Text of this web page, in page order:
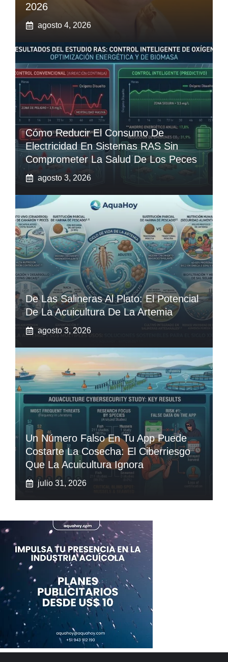
2026
agosto 4, 2026
Cómo Reducir El Consumo De
Electricidad En Sistemas RAS Sin
Comprometer La Salud De Los Peces
agosto 3, 2026
De Las Salineras Al Plato: El Potencial
De La Acuicultura De La Artemia
agosto 3, 2026
Un Número Falso En Tu App Puede
Costarte La Cosecha: El Ciberriesgo
Que La Acuicultura Ignora
julio 31, 2026